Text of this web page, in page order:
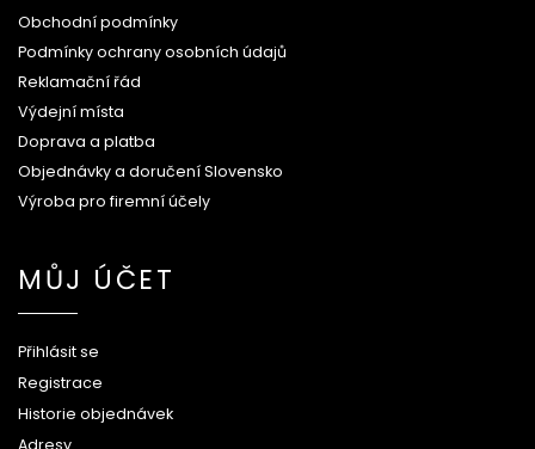
Obchodní podmínky
Podmínky ochrany osobních údajů
Reklamační řád
Výdejní místa
Doprava a platba
Objednávky a doručení Slovensko
Výroba pro firemní účely
MŮJ ÚČET
Přihlásit se
Registrace
Historie objednávek